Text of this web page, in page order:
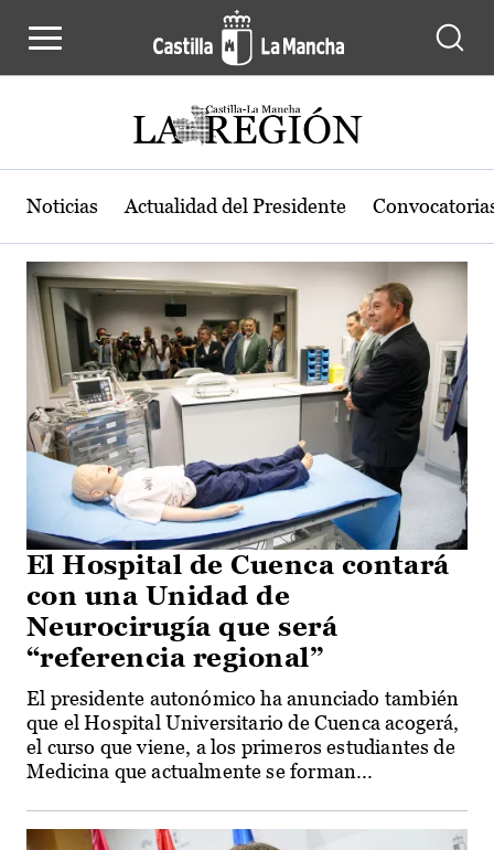
Actualidad de la región de Castilla-
Noticias Actualidad del Presidente
El Hospital de Cuenca contará
con una Unidad de
Neurocirugía que será
“referencia regional”
El presidente autonómico ha anunciado también
que el Hospital Universitario de Cuenca acogerá,
el curso que viene, a los primeros estudiantes de
Medicina que actualmente se forman...